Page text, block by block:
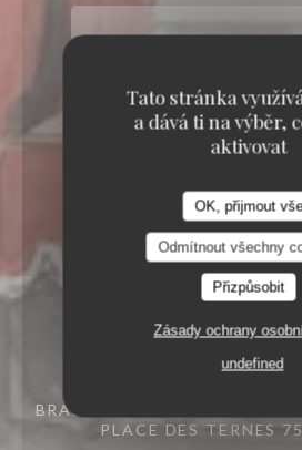
Tato stránka
a dává ti na výběr,
aktivovat
OK, přijmout vše
Odmítnout všechny
Přizpůsobit
Zásady ochrany
undefined
BRASSERIE – FRUITS DE
PLACE DES TERNES